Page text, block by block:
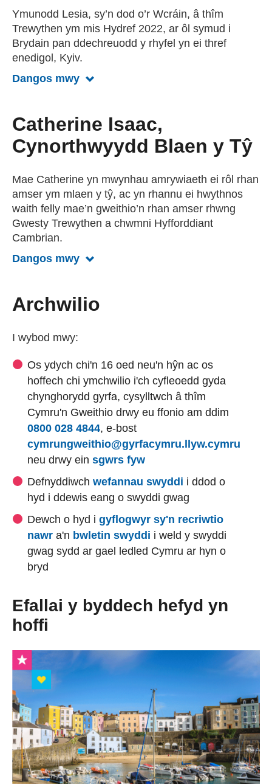
Ymunodd Lesia, sy’n dod o’r Wcráin, â thîm
Trewythen ym mis Hydref 2022, ar ôl symud i
Brydain pan ddechreuodd y rhyfel yn ei thref
enedigol, Kyiv.
Dangos mwy Dangos mwy am Lesia Hudzovska,
Catherine Isaac,
Cynorthwyydd Blaen y Tŷ
Mae Catherine yn mwynhau amrywiaeth ei rôl rhan
amser ym mlaen y tŷ, ac yn rhannu ei hwythnos
waith felly mae’n gweithio’n rhan amser rhwng
Gwesty Trewythen a chwmni Hyfforddiant
Cambrian.
Dangos mwy Dangos mwy am Catherine Isaac,
Archwilio
I wybod mwy:
Os ydych chi'n 16 oed neu'n hŷn ac os
hoffech chi ymchwilio i'ch cyfleoedd gyda
chynghorydd gyrfa, cysylltwch â thîm
Cymru'n Gweithio drwy eu ffonio am ddim
0800 028 4844, e-bost
cymrungweithio@gyrfacymru.llyw.cymru
neu drwy ein sgwrs fyw
Defnyddiwch wefannau swyddi i ddod o
hyd i ddewis eang o swyddi gwag
Dewch o hyd i gyflogwyr sy'n recriwtio
nawr a'n bwletin swyddi i weld y swyddi
gwag sydd ar gael ledled Cymru ar hyn o
bryd
Efallai y byddech hefyd yn
hoffi